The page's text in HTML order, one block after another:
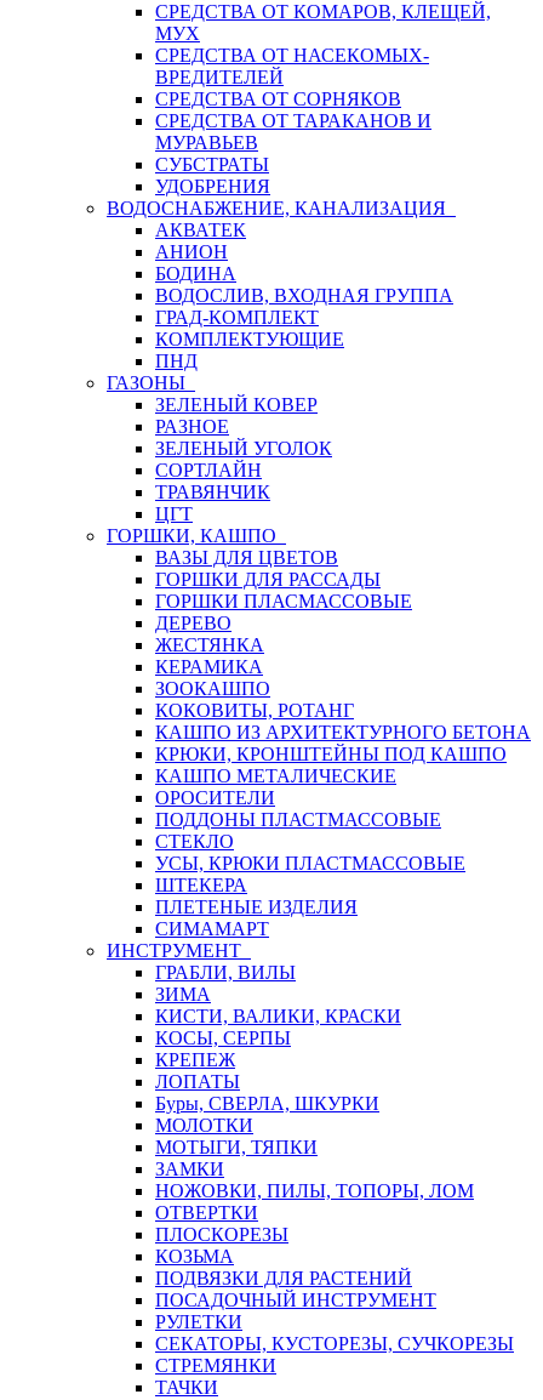
СРЕДСТВА ОТ КОМАРОВ, КЛЕЩЕЙ,
МУХ
СРЕДСТВА ОТ НАСЕКОМЫХ-
ВРЕДИТЕЛЕЙ
СРЕДСТВА ОТ СОРНЯКОВ
СРЕДСТВА ОТ ТАРАКАНОВ И
МУРАВЬЕВ
СУБСТРАТЫ
УДОБРЕНИЯ
ВОДОСНАБЖЕНИЕ, КАНАЛИЗАЦИЯ
АКВАТЕК
АНИОН
БОДИНА
ВОДОСЛИВ, ВХОДНАЯ ГРУППА
ГРАД-КОМПЛЕКТ
КОМПЛЕКТУЮЩИЕ
ПНД
ГАЗОНЫ
ЗЕЛЕНЫЙ КОВЕР
РАЗНОЕ
ЗЕЛЕНЫЙ УГОЛОК
СОРТЛАЙН
ТРАВЯНЧИК
ЦГТ
ГОРШКИ, КАШПО
ВАЗЫ ДЛЯ ЦВЕТОВ
ГОРШКИ ДЛЯ РАССАДЫ
ГОРШКИ ПЛАСМАССОВЫЕ
ДЕРЕВО
ЖЕСТЯНКА
КЕРАМИКА
ЗООКАШПО
КОКОВИТЫ, РОТАНГ
КАШПО ИЗ АРХИТЕКТУРНОГО БЕТОНА
КРЮКИ, КРОНШТЕЙНЫ ПОД КАШПО
КАШПО МЕТАЛИЧЕСКИЕ
ОРОСИТЕЛИ
ПОДДОНЫ ПЛАСТМАССОВЫЕ
СТЕКЛО
УСЫ, КРЮКИ ПЛАСТМАССОВЫЕ
ШТЕКЕРА
ПЛЕТЕНЫЕ ИЗДЕЛИЯ
СИМАМАРТ
ИНСТРУМЕНТ
ГРАБЛИ, ВИЛЫ
ЗИМА
КИСТИ, ВАЛИКИ, КРАСКИ
КОСЫ, СЕРПЫ
КРЕПЕЖ
ЛОПАТЫ
Буры, СВЕРЛА, ШКУРКИ
МОЛОТКИ
МОТЫГИ, ТЯПКИ
ЗАМКИ
НОЖОВКИ, ПИЛЫ, ТОПОРЫ, ЛОМ
ОТВЕРТКИ
ПЛОСКОРЕЗЫ
КОЗЬМА
ПОДВЯЗКИ ДЛЯ РАСТЕНИЙ
ПОСАДОЧНЫЙ ИНСТРУМЕНТ
РУЛЕТКИ
СЕКАТОРЫ, КУСТОРЕЗЫ, СУЧКОРЕЗЫ
СТРЕМЯНКИ
ТАЧКИ